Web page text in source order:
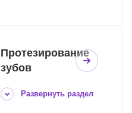
Протезирование
зубов
Развернуть раздел